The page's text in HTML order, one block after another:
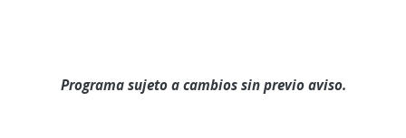
Programa sujeto a cambios sin previo aviso.